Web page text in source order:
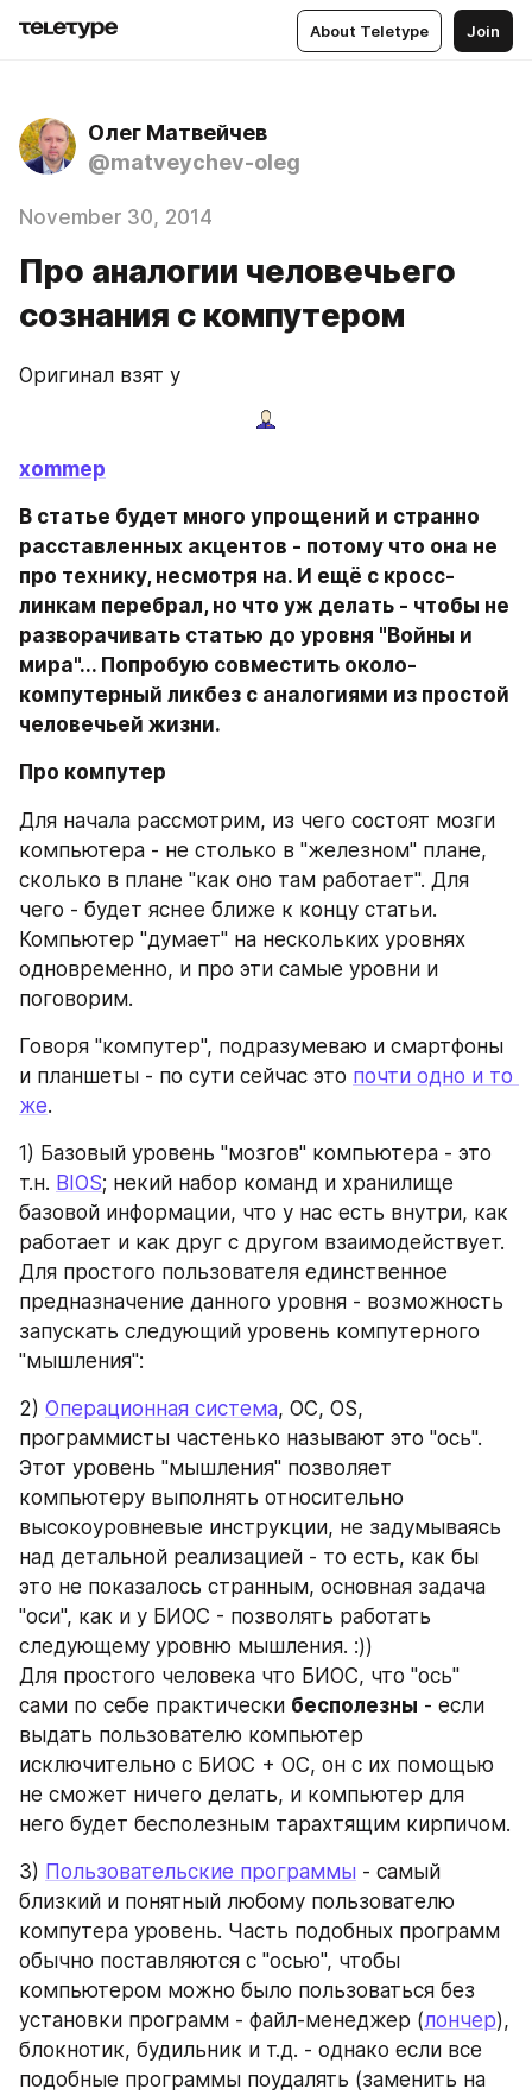
About Teletype Join
Олег Матвейчев
@matveychev-oleg
November 30, 2014
Про аналогии человечьего
сознания с компутером
Оригинал взят у
xommep
В статье будет много упрощений и странно
расставленных акцентов - потому что она не
про технику, несмотря на. И ещё с кросс-
линкам перебрал, но что уж делать - чтобы не
разворачивать статью до уровня "Войны и
мира"... Попробую совместить около-
компутерный ликбез с аналогиями из простой
человечьей жизни.
Про компутер
Для начала рассмотрим, из чего состоят мозги
компьютера - не столько в "железном" плане,
сколько в плане "как оно там работает". Для
чего - будет яснее ближе к концу статьи.
Компьютер "думает" на нескольких уровнях
одновременно, и про эти самые уровни и
поговорим.
Говоря "компутер", подразумеваю и смартфоны
и планшеты - по сути сейчас это почти одно и то
же.
1) Базовый уровень "мозгов" компьютера - это
т.н. BIOS; некий набор команд и хранилище
базовой информации, что у нас есть внутри, как
работает и как друг с другом взаимодействует.
Для простого пользователя единственное
предназначение данного уровня - возможность
запускать следующий уровень компутерного
"мышления":
2) Операционная система, ОС, OS,
программисты частенько называют это "ось".
Этот уровень "мышления" позволяет
компьютеру выполнять относительно
высокоуровневые инструкции, не задумываясь
над детальной реализацией - то есть, как бы
это не показалось странным, основная задача
"оси", как и у БИОС - позволять работать
следующему уровню мышления. :))
Для простого человека что БИОС, что "ось"
сами по себе практически бесполезны - если
выдать пользователю компьютер
исключительно с БИОС + ОС, он с их помощью
не сможет ничего делать, и компьютер для
него будет бесполезным тарахтящим кирпичом.
3) Пользовательские программы - самый
близкий и понятный любому пользователю
компутера уровень. Часть подобных программ
обычно поставляются с "осью", чтобы
компьютером можно было пользоваться без
установки программ - файл-менеджер (лончер),
блокнотик, будильник и т.д. - однако если все
подобные программы поудалять (заменить на